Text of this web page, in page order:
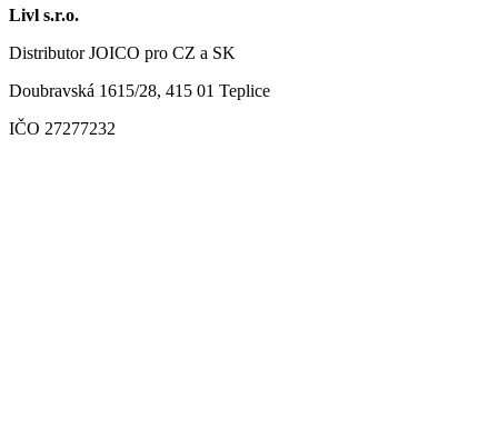
Možnosti
vybrat
stránce
Možnosti
lze
vybrat
na
Livl s.r.o.
Distributor JOICO pro CZ a SK
Doubravská 1615/28, 415 01 Teplice
IČO 27277232